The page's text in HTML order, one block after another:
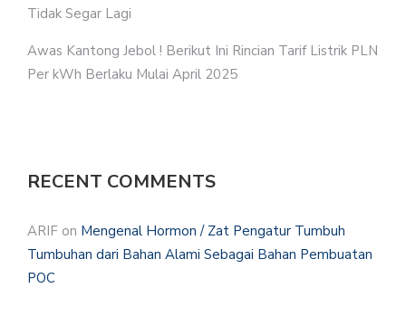
Tidak Segar Lagi
Awas Kantong Jebol ! Berikut Ini Rincian Tarif Listrik PLN
Per kWh Berlaku Mulai April 2025
RECENT COMMENTS
ARIF on Mengenal Hormon / Zat Pengatur Tumbuh
Tumbuhan dari Bahan Alami Sebagai Bahan Pembuatan
POC